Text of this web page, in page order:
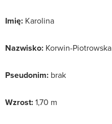
Imię: Karolina
Nazwisko: Korwin-Piotrowska
Pseudonim: brak
Wzrost:1,70 m